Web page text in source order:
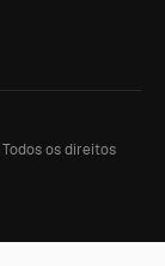
Todos os direitos